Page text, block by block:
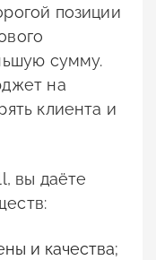
позиции
сумму.
на
клиента и
вы даёте
и качества;